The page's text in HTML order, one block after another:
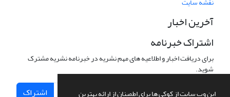
این وب سایت از کوکی ها برای اطمینان از ارائه بهترین
آخرین اخبار
اشتراک خبرنامه
برای دریافت اخبار و اطلاعیه های مهم نشریه در خبرنامه نشریه مشترک
شوید.
اشتراک